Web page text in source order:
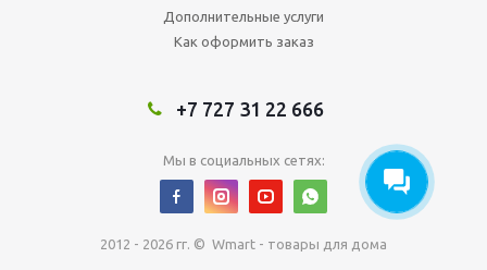
Дополнительные услуги
Как оформить заказ
+7 727 31 22 666
Мы в социальных сетях:
2012 - 2026 гг. © Wmart - товары для дома